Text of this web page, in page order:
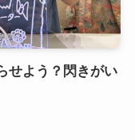
せよう？閃きがい